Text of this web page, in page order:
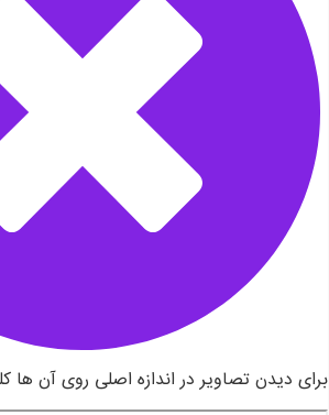
برای دیدن تصاویر در اندازه اصلی روی آن ها